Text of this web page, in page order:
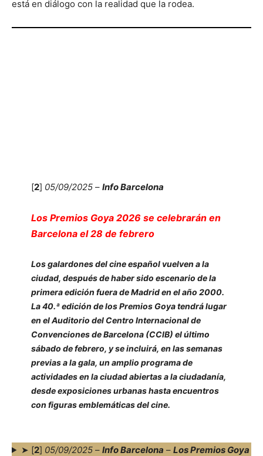
está en diálogo con la realidad que la rodea.
[2] 05/09/2025– Info Barcelona
Los Premios Goya 2026 se celebrarán en
Barcelona el 28 de febrero
Los galardones del cine español vuelven a la
ciudad, después de haber sido escenario de la
primera edición fuera de Madrid en el año 2000.
La 40.ª edición de los Premios Goya tendrá lugar
en el Auditorio del Centro Internacional de
Convenciones de Barcelona (CCIB) el último
sábado de febrero, y se incluirá, en las semanas
previas a la gala, un amplio programa de
actividades en la ciudad abiertas a la ciudadanía,
desde exposiciones urbanas hasta encuentros
con figuras emblemáticas del cine.
➤ [2] 05/09/2025– Info Barcelona – Los Premios Goya